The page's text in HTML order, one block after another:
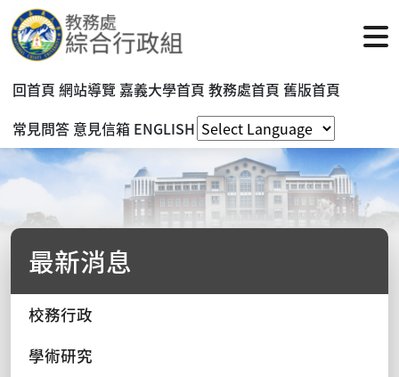
回首頁 網站導覽 嘉義大學首頁 教務處首頁 舊版首頁
常見問答 意見信箱 ENGLISH
最新消息
校務行政
學術研究